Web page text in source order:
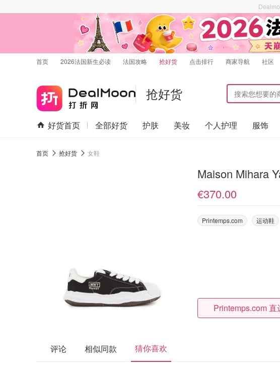
首页 2026法国新生必读 法国攻略 抢好货 点击排行 商家导航 社区
抢好货
好货首页 全部好货 护肤 美妆 个人护理 服饰
首页 抢好货 女鞋
Maison Mihara
€370.00
Printemps.com 运动鞋
Printemps.com 直
评论 相似同款 猜你喜欢